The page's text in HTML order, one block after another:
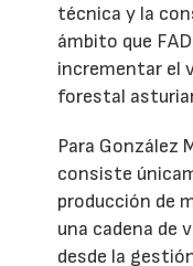
técnica y la
ámbito que
incrementar el
forestal
Para González
consiste
producción de
una cadena de
desde la